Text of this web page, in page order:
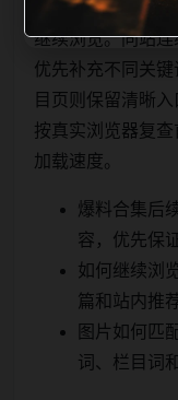
继续浏览。同站
优先补充不同关
目页则保留清晰
按真实浏览器复
加载速度。
爆料合集后
容，优先保
如何继续浏
篇和站内推
图片如何匹
词、栏目词